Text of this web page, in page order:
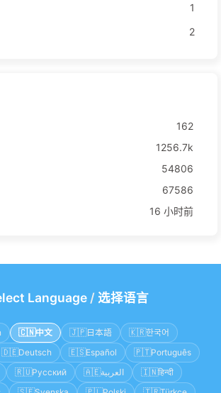
1
2
162
1256.7k
54806
67586
16 小时前
Language/ 选择语言
🇨🇳 中文 🇯🇵日本語 🇰🇷한국어
🇩🇪Deutsch 🇪🇸Español 🇵🇹Português
🇷🇺Русский 🇦🇪العربية 🇮🇳हिन्दी